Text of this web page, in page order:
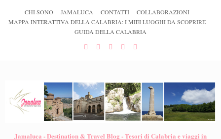
CHI SONO JAMALUCA CONTATTI
COLLABORAZIONI
MAPPA INTERATTIVA DELLA CALABRIA: I MIEI LUOGHI DA SCOPRIRE
GUIDA DELLA CALABRIA
Jamaluca - Destination & Travel Blog - Tesori di Calabria e viaggi in